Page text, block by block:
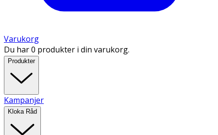
Varukorg
Du har 0 produkter i din varukorg.
Produkter
Kampanjer
Kloka Råd